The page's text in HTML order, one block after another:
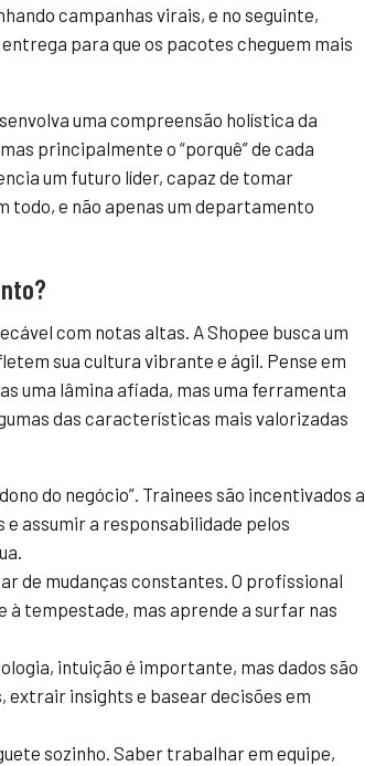
campanhas virais, e no seguinte,
para que os pacotes cheguem mais
uma compreensão holística da
principalmente o “porquê” de cada
um futuro líder, capaz de tomar
todo, e não apenas um departamento
com notas altas. A Shopee busca um
sua cultura vibrante e ágil. Pense em
uma lâmina afiada, mas uma ferramenta
das características mais valorizadas
do negócio”. Trainees são incentivados a
assumir a responsabilidade pelos
de mudanças constantes. O profissional
à tempestade, mas aprende a surfar nas
intuição é importante, mas dados são
extrair insights e basear decisões em
sozinho. Saber trabalhar em equipe,